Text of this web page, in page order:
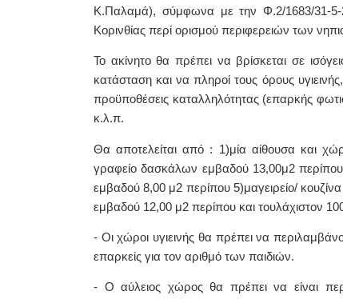
Κ.Παλαμά), σύμφωνα με την Φ.2/1683/31-5-
Κορινθίας περί ορισμού περιφερειών των
Το ακίνητο θα πρέπει να βρίσκεται σε
κατάσταση και να πληροί τους όρους
προϋποθέσεις καταλληλότητας (επαρκής
κ.λ.π.
Θα αποτελείται από : 1)μία αίθουσα και
γραφείο δασκάλων εμβαδού 13,00μ2
εμβαδού 8,00 μ2 περίπου 5)μαγειρείο/
εμβαδού 12,00 μ2 περίπου και τουλάχιστον
- Οι χώροι υγιεινής θα πρέπει να
επαρκείς για τον αριθμό των παιδιών.
- Ο αύλειος χώρος θα πρέπει να είναι